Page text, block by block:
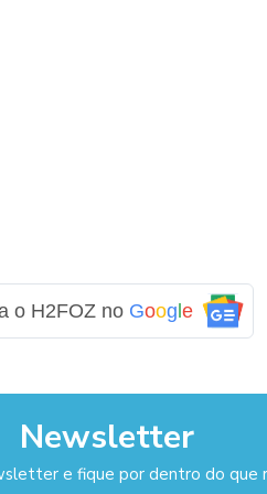
o H2FOZ no Google
Newsletter
e fique por dentro do que